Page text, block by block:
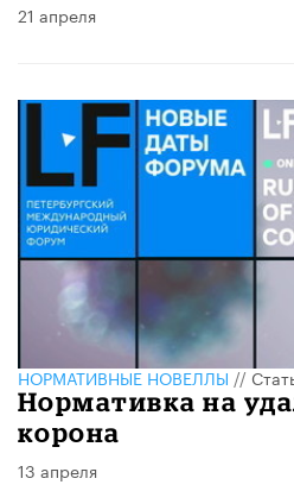
21 апреля
НОРМАТИВНЫЕ НОВЕЛЛЫ//
Нормативка на
корона
13 апреля